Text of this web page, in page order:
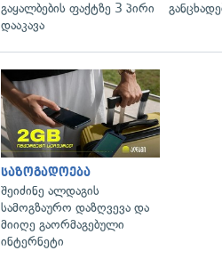
გაყალბების ფაქტზე 3 პირი
დააკავა
საზოგადოება
შეიძინე ალდაგის
სამოგზაურო დაზღვევა და
მიიღე გაორმაგებული
ინტერნეტი